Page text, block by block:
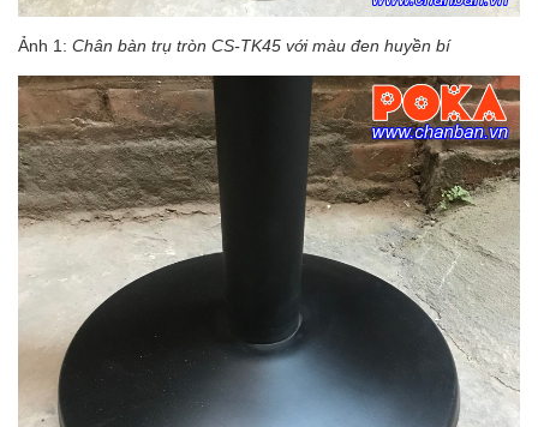
Ảnh 1: Chân bàn trụ tròn CS-TK45 với màu đen huyền bí